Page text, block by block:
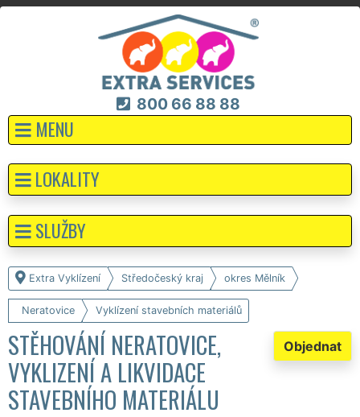
800 66 88 88
MENU
Extra Vyklízení Středočeský kraj okres Mělník
Neratovice Vyklízení stavebních materiálů
Objednat
STĚHOVÁNÍ NERATOVICE,
VYKLIZENÍ A LIKVIDACE
STAVEBNÍHO MATERIÁLU
LOKALITY
SLUŽBY